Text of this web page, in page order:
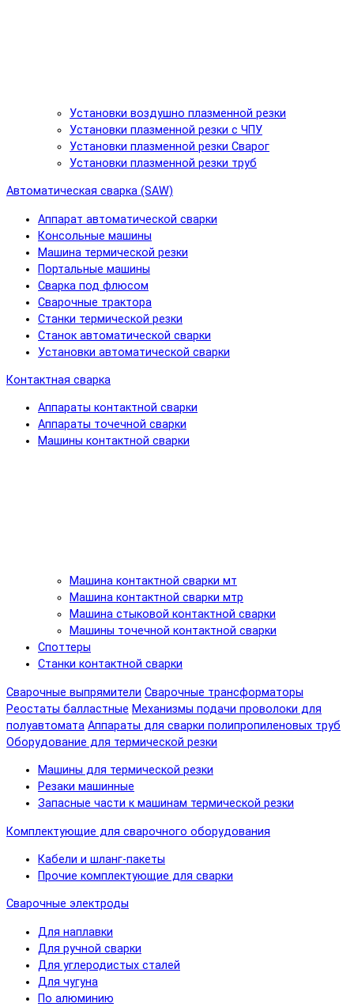
Установки воздушно плазменной резки
Установки плазменной резки с ЧПУ
Установки плазменной резки Сварог
Установки плазменной резки труб
Автоматическая сварка (SAW)
Аппарат автоматической сварки
Консольные машины
Машина термической резки
Портальные машины
Сварка под флюсом
Сварочные трактора
Станки термической резки
Станок автоматической сварки
Установки автоматической сварки
Контактная сварка
Аппараты контактной сварки
Аппараты точечной сварки
Машины контактной сварки
Машина контактной сварки мт
Машина контактной сварки мтр
Машина стыковой контактной сварки
Машины точечной контактной сварки
Споттеры
Станки контактной сварки
Сварочные выпрямители Сварочные трансформаторы
Реостаты балластные Механизмы подачи проволоки для
полуавтомата Аппараты для сварки полипропиленовых труб
Оборудование для термической резки
Машины для термической резки
Резаки машинные
Запасные части к машинам термической резки
Комплектующие для сварочного оборудования
Кабели и шланг-пакеты
Прочие комплектующие для сварки
Сварочные электроды
Для наплавки
Для ручной сварки
Для углеродистых сталей
Для чугуна
По алюминию